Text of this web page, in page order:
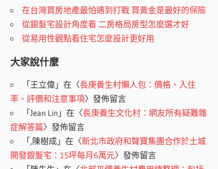
在台灣買房地產最怕遇到打戰 買黃金是最好的保險
從銀髮宅設計角度看 二房格局房型怎麼選才好
從易用性觀點看住宅怎麼設計更好用
大家說什麼
「王立偉」在〈長庚養生村懶人包：價格、入住
率、評價和注意事項〉發佈留言
「Jean Lin 」在〈長庚養生文化村：網友所有疑難雜
症解答篇〉發佈留言
「,陳樹成」在〈新北市政府和聲寶集團合作於土城
開發銀髮宅：15坪每月6萬元〉發佈留言